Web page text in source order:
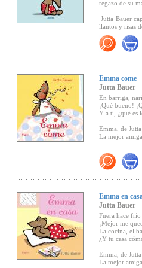
ALGUNOS
- Eule des
Jugend &
- Premio
-
2001, álbum
dos miradas”.
regazo de su
Jutta Bauer
llantos y risas
"...Un libro de
Emma come
Jutta Bauer
En barriga,
¡Qué bueno!
Y a ti, ¿qué es
Emma, de
La mejor
"Las escenas
pequeños
probar
Emma en
Jutta Bauer
Fuera hace
¡Mejor me
La cocina, el
¿Y tu casa
Emma, de
La mejor